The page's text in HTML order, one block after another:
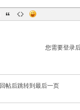
您需要登录
回帖后跳转到最后一页